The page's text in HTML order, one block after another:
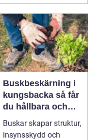
Buskbeskärning i
kungsbacka så får
du hållbara och
vackra buskar året
runt
Buskar skapar struktur,
insynsskydd och